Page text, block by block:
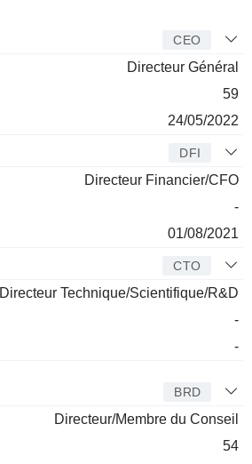
CEO
Directeur Général
59
24/05/2022
DFI
Directeur Financier/CFO
-
01/08/2021
CTO
Directeur Technique/Scientifique/R&D
-
-
BRD
Directeur/Membre du Conseil
54